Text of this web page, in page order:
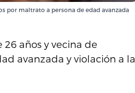
por maltrato a persona de edad avanzada
años y vecina de
avanzada y violación a la